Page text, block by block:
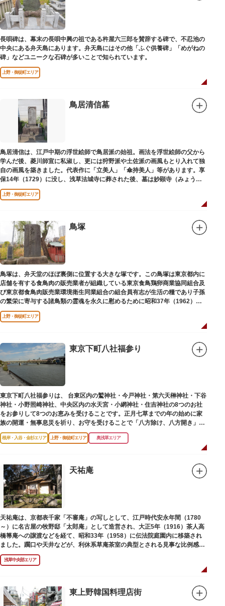
長唄碑は、幕末の長唄中興の祖である杵屋六三郎を賛辞する碑で、不忍池の
中央にある弁天島にあります。弁天島にはその他「ふぐ供養碑」「めがねの
碑」などユニークな石碑が多いことで知られています。
上野・御徒町エリア
鳥居清信墓
鳥居清信は、江戸中期の浮世絵師で鳥居派の始祖。画法を浮世絵師の父から
学んだ後、菱川師宣に私淑し、更には狩野派や土佐派の画風もとり入れて独
自の画風を築きました。代表作に「立美人」「傘持美人」等があります。享
保14年（1729）に没し、浅草法城寺に葬された後、墓は妙顕寺（みょうけ
んじ）に移されました。
上野・御徒町エリア
鳥塚
鳥塚は、弁天堂のほぼ裏側に位置する大きな塚です。この鳥塚は東京都内に
店舗を有する食鳥肉の販売業者が組織している東京食鳥鶏卵商業協同組合及
び東京都食鳥肉販売業環境衛生同業組合の組合員有志が生活の糧であり子孫
の繁栄に寄与する諸鳥類の霊魂を永久に慰めるために昭和37年（1962）に
建立されました。
上野・御徒町エリア
東京下町八社福参り
東京下町八社福参りは、 台東区内の鷲神社・今戸神社・第六天榊神社・下谷
神社・小野照崎神社、中央区内の水天宮・小網神社・住吉神社の8つのお社
をお参りして8つのお恵みを受けることです。正月七草までの年の始めに家
族の開運・無事息災を祈り、お守を受けることで「八方除け、八方開き」に
も通じます。
根岸・入谷・金杉エリア 上野・御徒町エリア 奥浅草エリア
天祐庵
天祐庵は、京都表千家「不審庵」の写しとして、江戸時代安永年間（1780
～）に名古屋の牧野邸「太郎庵」として造営され、大正5年（1916）茶人高
橋箒庵への譲渡などを経て、昭和33年（1958）に伝法院庭園内に移築され
ました。躙口や天井などが、利休系草庵茶室の典型とされる見事な比例感を
醸し出しています。
浅草中央部エリア
東上野韓国料理店街